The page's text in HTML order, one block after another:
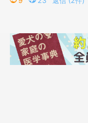
たち。
あなたたちのおかげで
改めて、本当にありがと